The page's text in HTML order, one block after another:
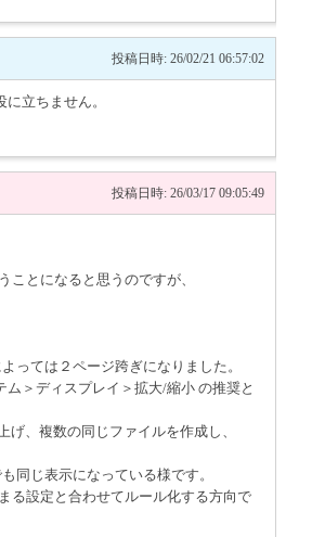
投稿日時: 26/02/21 06:57:02
立ちません。
投稿日時: 26/03/17 09:05:49
とになると思うのですが、
っては２ページ跨ぎになりました。
＞ディスプレイ＞拡大/縮小 の推奨と
、複数の同じファイルを作成し、
同じ表示になっている様です。
る設定と合わせてルール化する方向で